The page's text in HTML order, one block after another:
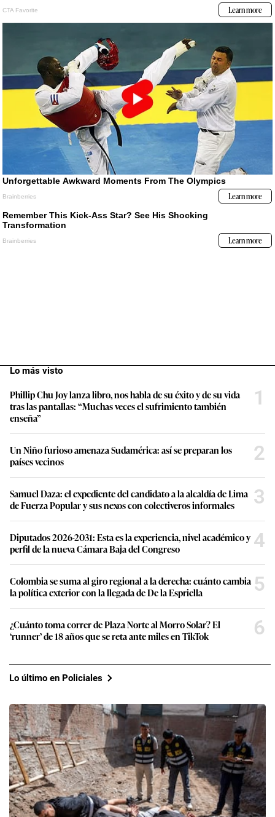
Lo más visto
Phillip Chu Joy lanza libro, nos habla de su éxito y de su vida
tras las pantallas: “Muchas veces el sufrimiento también
enseña”
1
Un Niño furioso amenaza Sudamérica: así se preparan los
países vecinos
2
Samuel Daza: el expediente del candidato a la alcaldía de Lima
de Fuerza Popular y sus nexos con colectiveros informales
3
Diputados 2026-2031: Esta es la experiencia, nivel académico y
perfil de la nueva Cámara Baja del Congreso
4
Colombia se suma al giro regional a la derecha: cuánto cambia
la política exterior con la llegada de De la Espriella
5
¿Cuánto toma correr de Plaza Norte al Morro Solar? El
‘runner’ de 18 años que se reta ante miles en TikTok
6
Lo último en Policiales